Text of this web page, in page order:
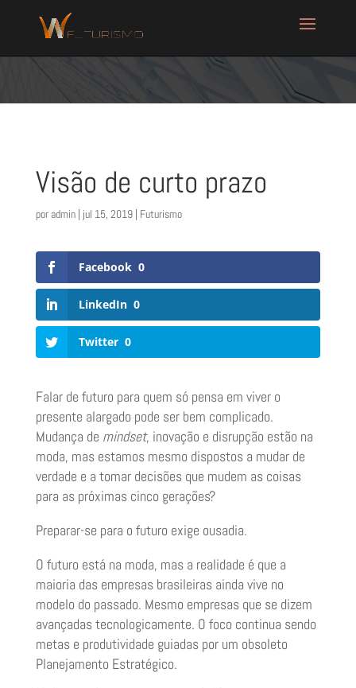
Visão de curto prazo
por admin| jul 15, 2019| Futurismo
Facebook 0
LinkedIn 0
Twitter 0
Falar de futuro para quem só pensa em viver o
presente alargado pode ser bem complicado.
Mudança de mindset, inovação e disrupção estão na
moda, mas estamos mesmo dispostos a mudar de
verdade e a tomar decisões que mudem as coisas
para as próximas cinco gerações?
Preparar-se para o futuro exige ousadia.
O futuro está na moda, mas a realidade é que a
maioria das empresas brasileiras ainda vive no
modelo do passado. Mesmo empresas que se dizem
avançadas tecnologicamente. O foco continua sendo
metas e produtividade guiadas por um obsoleto
Planejamento Estratégico.